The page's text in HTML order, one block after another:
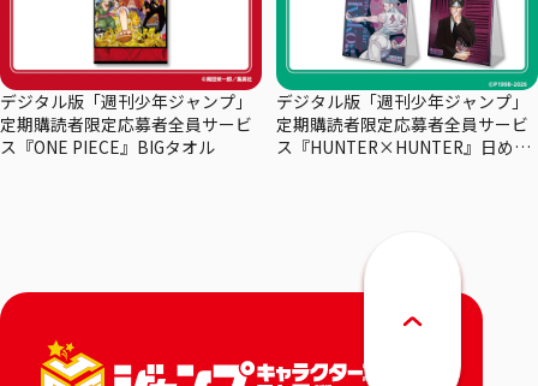
デジタル版「週刊少年ジャンプ」
定期購読者限定応募者全員サービ
ス『ONE PIECE』BIGタオル
デジタル版「週刊少年ジャンプ」
定期購読者限定応募者全員サービ
ス『HUNTER×HUNTER』日めく